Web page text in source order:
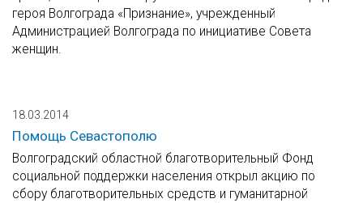
героя Волгограда «Признание», учрежденный
Администрацией Волгограда по инициативе Совета
женщин.
18.03.2014
Помощь Севастополю
Волгоградский областной благотворительный Фонд
социальной поддержки населения открыл акцию по
сбору благотворительных средств и гуманитарной